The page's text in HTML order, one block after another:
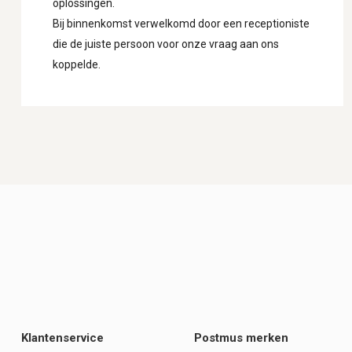
oplossingen.
Bij binnenkomst verwelkomd door een receptioniste
die de juiste persoon voor onze vraag aan ons
koppelde.
Klantenservice
Postmus merken